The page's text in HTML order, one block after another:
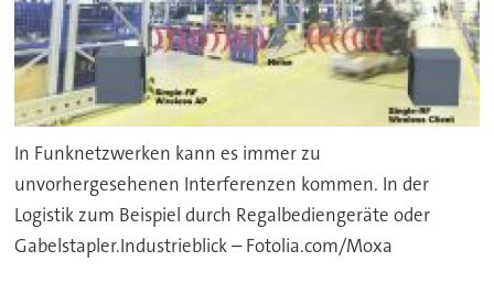
In Funknetzwerken kann es immer zu
unvorhergesehenen Interferenzen kommen. In der
Logistik zum Beispiel durch Regalbediengeräte oder
Gabelstapler.Industrieblick – Fotolia.com/Moxa